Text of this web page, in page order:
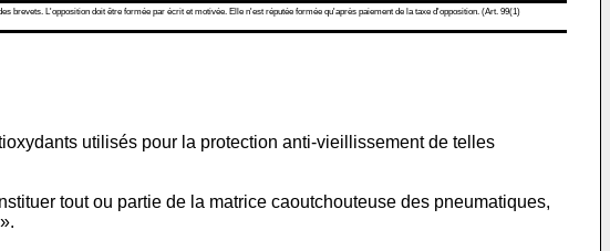
brevets. L'opposition doit être formée par écrit et motivée. Elle n'est réputée formée qu'après paiement de la taxe d'opposition. (Art. 99(1)
utilisés pour la protection anti-vieillissement de telles
tout ou partie de la matrice caoutchouteuse des pneumatiques,